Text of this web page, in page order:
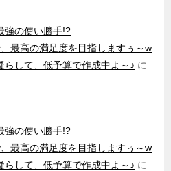
強の使い勝手!?
最高の満足度を目指しますぅ～w
して、低予算で作成中よ～♪ に
強の使い勝手!?
最高の満足度を目指しますぅ～w
して、低予算で作成中よ～♪ に